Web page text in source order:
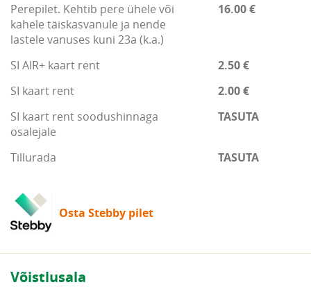
Perepilet. Kehtib pere ühele või
kahele täiskasvanule ja nende
lastele vanuses kuni 23a (k.a.)
16.00 €
SI AIR+ kaart rent
2.50 €
SI kaart rent
2.00 €
SI kaart rent soodushinnaga
osalejale
TASUTA
Tillurada TASUTA
Osta Stebby pilet
Võistlusala